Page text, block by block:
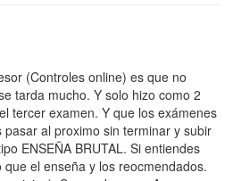
(Controles online) es que no
tarda mucho. Y solo hizo como 2
tercer examen. Y que los exámenes
al proximo sin terminar y subir
ENSEÑA BRUTAL. Si entiendes
el enseña y los reocmendados.